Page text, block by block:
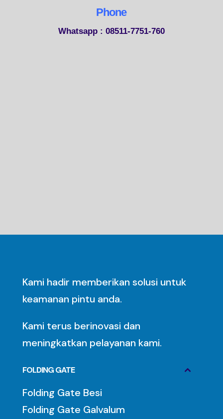
Phone
Whatsapp : 08511-7751-760
Kami hadir memberikan solusi untuk
keamanan pintu anda.
Kami terus berinovasi dan
meningkatkan pelayanan kami.
FOLDING GATE
Folding Gate Besi
Folding Gate Galvalum